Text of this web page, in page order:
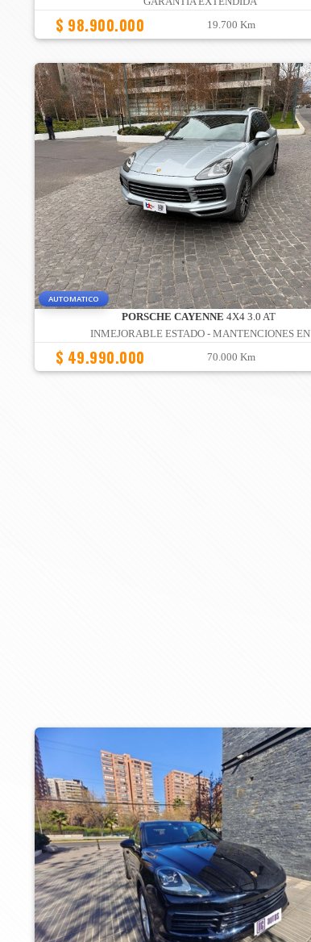
$ 98.900.000 19.700 Km
AUTOMATICO
PORSCHE CAYENNE 4X4 3.0 AT
INMEJORABLE ESTADO - MANTENCIONES EN
$ 49.990.000 70.000 Km